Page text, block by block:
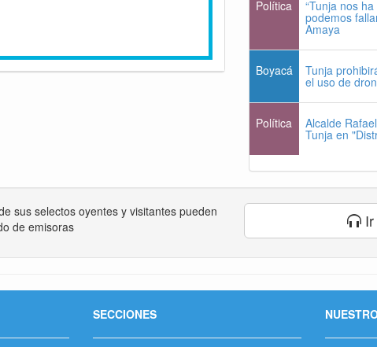
Política “Tunja nos
podemos
Amaya
Boyacá Tunja
el uso de
Política Alcalde
Tunja en
sus selectos oyentes y visitantes pueden
de emisoras
SECCIONES